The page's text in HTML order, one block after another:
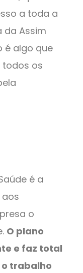
a toda a
da Assim
é algo que
os
é a
o
O plano
e faz total
trabalho